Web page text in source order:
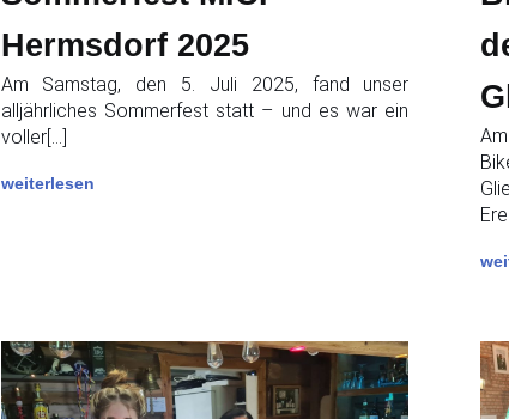
Hermsdorf 2025
Am Samstag, den 5. Juli 2025, fand unser
alljährliches Sommerfest statt – und es war ein
voller[…]
weiterlesen